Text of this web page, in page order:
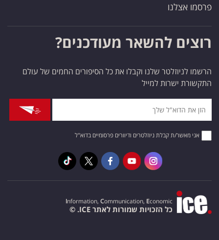
פרסמו אצלנו
רוצים להשאר מעודכנים?
הרשמו לניוזלטר שלנו וקבלו את כל הסיפורים החמים של עולם
התקשורת ישרות למייל
אני מאשר/ת קבלת ניוזלטרים ודיוורים פרסומיים בדוא"ל
Information, Communication, Economic
כל הזכויות שמורות לאתר ICE. ©